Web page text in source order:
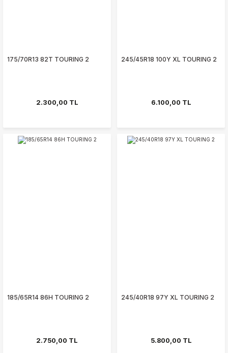
175/70R13 82T TOURING 2
2.300,00 TL
245/45R18 100Y XL TOURING 2
6.100,00 TL
185/65R14 86H TOURING 2
2.750,00 TL
245/40R18 97Y XL TOURING 2
5.800,00 TL